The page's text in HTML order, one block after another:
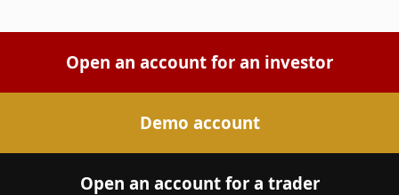
Open an account for an investor
Demo account
Open an account for a trader